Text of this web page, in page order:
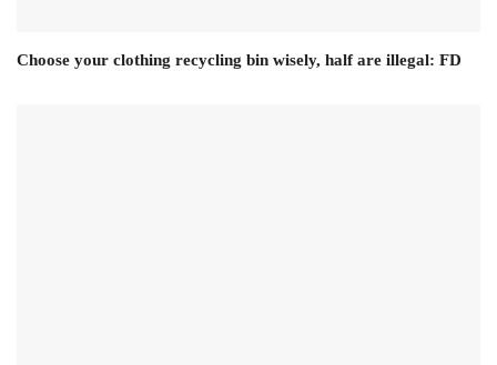
Choose your clothing recycling bin wisely, half are illegal: FD